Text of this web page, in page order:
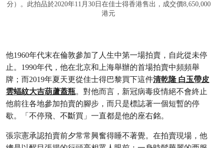
分）。此拍品於2020年11月30日在佳士得香港售出，成交價8,650,000
港元
他1960年代末在倫敦參加了人生中第一場拍賣，自此從未停
止。1990年代，他在北京和上海舉辦的首場拍賣中頻頻舉
牌；而2019年夏天更從佳士得巴黎買下這件清乾隆 白玉帶皮
雲蝠紋大吉葫蘆蓋瓶。對他而言，新冠病毒疫情絕不會終止
他前往各地參加拍賣的腳步，而只是標誌著一個短暫的停
歇。「不停飛、不斷買」一直都是他的座右銘。
張宗憲承認拍賣前夕常常興奮得睡不著覺。在拍賣現場，他